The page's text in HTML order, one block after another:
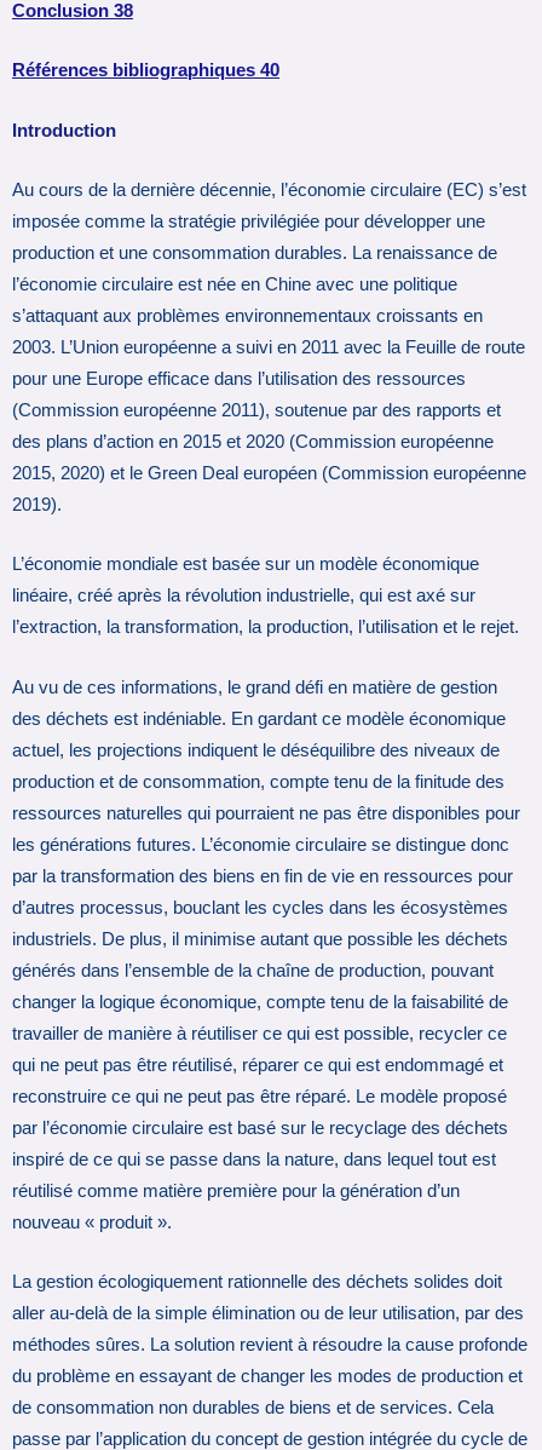
Conclusion 38
Références bibliographiques 40
Introduction
Au cours de la dernière décennie, l’économie circulaire (EC) s’est
imposée comme la stratégie privilégiée pour développer une
production et une consommation durables. La renaissance de
l’économie circulaire est née en Chine avec une politique
s’attaquant aux problèmes environnementaux croissants en
2003. L’Union européenne a suivi en 2011 avec la Feuille de route
pour une Europe efficace dans l’utilisation des ressources
(Commission européenne 2011), soutenue par des rapports et
des plans d’action en 2015 et 2020 (Commission européenne
2015, 2020) et le Green Deal européen (Commission européenne
2019).
L’économie mondiale est basée sur un modèle économique
linéaire, créé après la révolution industrielle, qui est axé sur
l’extraction, la transformation, la production, l’utilisation et le rejet.
Au vu de ces informations, le grand défi en matière de gestion
des déchets est indéniable. En gardant ce modèle économique
actuel, les projections indiquent le déséquilibre des niveaux de
production et de consommation, compte tenu de la finitude des
ressources naturelles qui pourraient ne pas être disponibles pour
les générations futures. L’économie circulaire se distingue donc
par la transformation des biens en fin de vie en ressources pour
d’autres processus, bouclant les cycles dans les écosystèmes
industriels. De plus, il minimise autant que possible les déchets
générés dans l’ensemble de la chaîne de production, pouvant
changer la logique économique, compte tenu de la faisabilité de
travailler de manière à réutiliser ce qui est possible, recycler ce
qui ne peut pas être réutilisé, réparer ce qui est endommagé et
reconstruire ce qui ne peut pas être réparé. Le modèle proposé
par l’économie circulaire est basé sur le recyclage des déchets
inspiré de ce qui se passe dans la nature, dans lequel tout est
réutilisé comme matière première pour la génération d’un
nouveau « produit ».
La gestion écologiquement rationnelle des déchets solides doit
aller au-delà de la simple élimination ou de leur utilisation, par des
méthodes sûres. La solution revient à résoudre la cause profonde
du problème en essayant de changer les modes de production et
de consommation non durables de biens et de services. Cela
passe par l’application du concept de gestion intégrée du cycle de